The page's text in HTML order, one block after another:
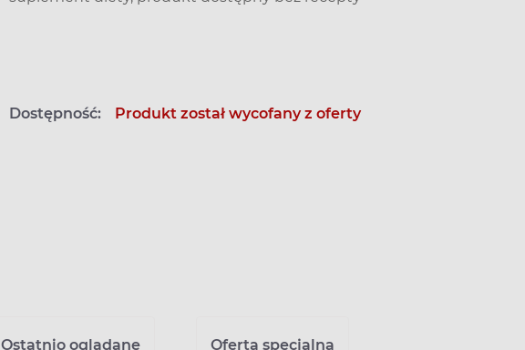
Dostępność: Produkt został wycofany z oferty
Ostatnio oglądane Oferta specjalna